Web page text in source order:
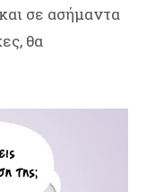
σε ασήμαντα
θα